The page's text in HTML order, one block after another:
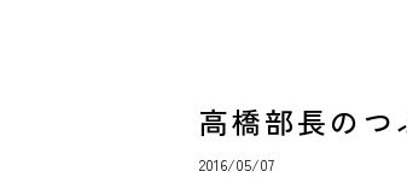
高橋部長のつ
2016/05/07